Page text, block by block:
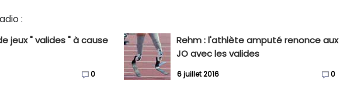
:
jeux " valides " à cause
0
Rehm : l'athlète amputé renonce aux
JO avec les valides
6 juillet 2016 0